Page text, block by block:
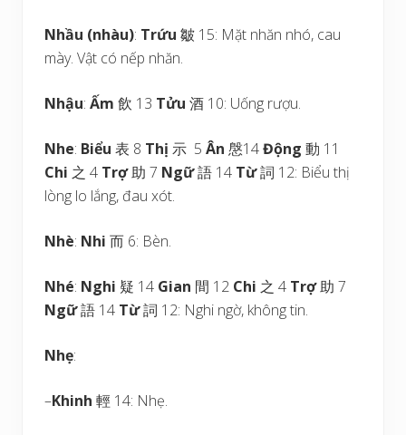
Nhầu (nhàu): Trứu 皺 15: Mặt nhăn nhó, cau
mày. Vật có nếp nhăn.
Nhậu: Ấm 飲 13 Tửu 酒 10: Uống rượu.
Nhe: Biểu 表 8 Thị 示 5 Ân 慇14Động 動 11
Chi 之 4 Trợ助 7 Ngữ語 14 Từ詞 12: Biểu thị
lòng lo lắng, đau xót.
Nhè: Nhi 而 6: Bèn.
Nhé: Nghi 疑 14 Gian 間 12 Chi 之 4 Trợ助 7
Ngữ語 14 Từ詞 12: Nghi ngờ, không tin.
Nhẹ:
–Khinh 輕 14: Nhẹ.